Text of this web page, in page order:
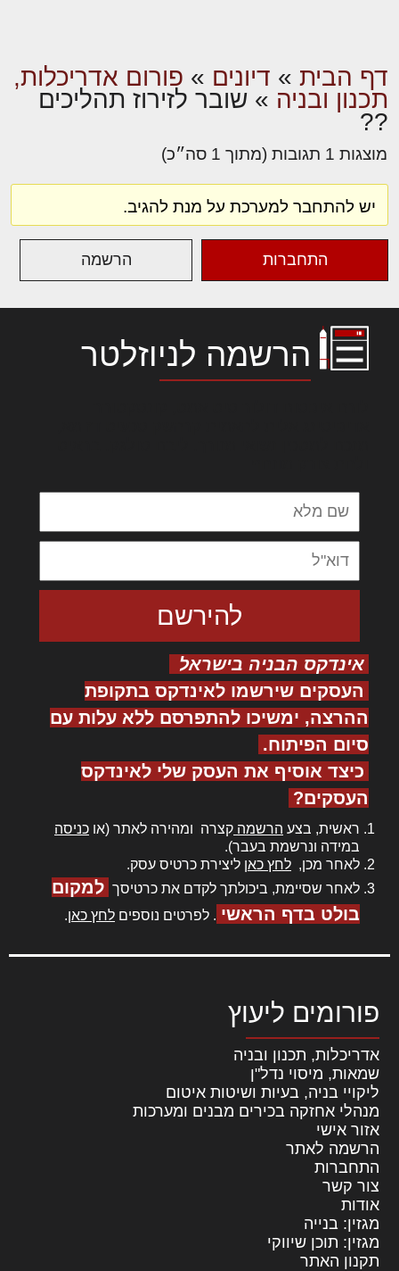
דף הבית » דיונים » פורום אדריכלות,
תכנון ובניה » שובר לזירוז תהליכים
??
מוצגות 1 תגובות (מתוך 1 סה״כ)
יש להתחבר למערכת על מנת להגיב.
התחברות הרשמה
הרשמה לניוזלטר
אינדקס הבניה בישראל
העסקים שירשמו לאינדקס בתקופת
ההרצה, ימשיכו להתפרסם ללא עלות עם
סיום הפיתוח.
כיצד אוסיף את העסק שלי לאינדקס
העסקים?
ראשית, בצע הרשמה קצרה ומהירה לאתר (או כניסה
במידה ונרשמת בעבר).
לאחר מכן, לחץ כאן ליצירת כרטיס עסק.
לאחר שסיימת, ביכולתך לקדם את כרטיסך למקום
בולט בדף הראשי . לפרטים נוספים לחץ כאן.
פורומים ליעוץ
אדריכלות, תכנון ובניה
שמאות, מיסוי נדל"ן
ליקויי בניה, בעיות ושיטות איטום
מנהלי אחזקה בכירים מבנים ומערכות
אזור אישי
הרשמה לאתר
התחברות
צור קשר
אודות
מגזין: בנייה
מגזין: תוכן שיווקי
תקנון האתר